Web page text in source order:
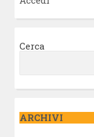
Cerca
ARCHIVI